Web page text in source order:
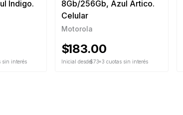
presente documento.
Indigo.
sin interés
8Gb/256Gb, Azul Artico.
Celular
Motorola
$183.00
Inicial desde$73+3 cuotas sin interés